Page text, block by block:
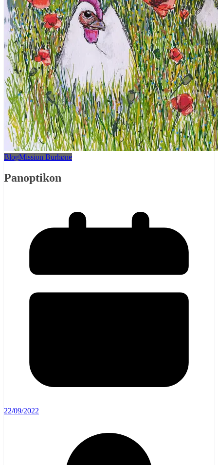
BlogMission Burhøne
Panoptikon
22/09/2022